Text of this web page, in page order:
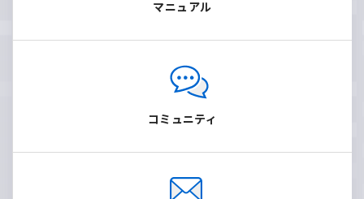
マニュアル
コミュニティ